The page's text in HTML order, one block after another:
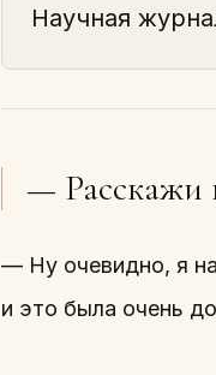
Научная
— Расскажи
— Ну очевидно, я
и это была очень